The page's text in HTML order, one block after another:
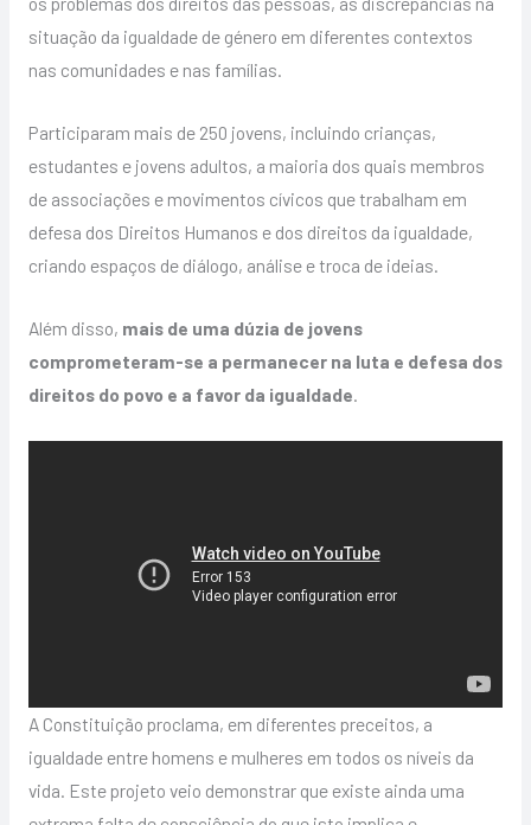
situação da igualdade de género em diferentes contextos
nas comunidades e nas famílias.
Participaram mais de 250 jovens, incluindo crianças,
estudantes e jovens adultos, a maioria dos quais membros
de associações e movimentos cívicos que trabalham em
defesa dos Direitos Humanos e dos direitos da igualdade,
criando espaços de diálogo, análise e troca de ideias.
Além disso, mais de uma dúzia de jovens
comprometeram-se a permanecer na luta e defesa dos
direitos do povo e a favor da igualdade
A Constituição proclama, em diferentes preceitos, a
igualdade entre homens e mulheres em todos os níveis da
vida. Este projeto veio demonstrar que existe ainda uma